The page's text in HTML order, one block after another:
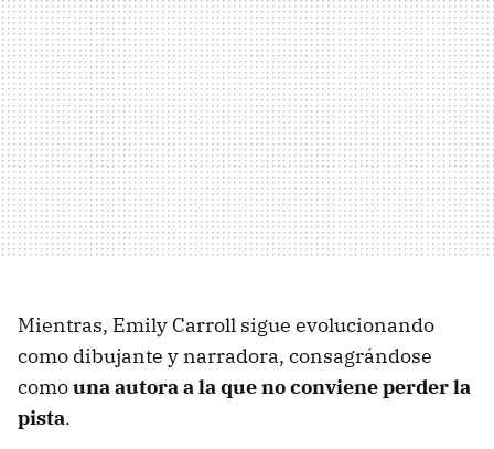
Mientras, Emily Carroll sigue evolucionando
como dibujante y narradora, consagrándose
comouna autora a la que no conviene perder la
pista.